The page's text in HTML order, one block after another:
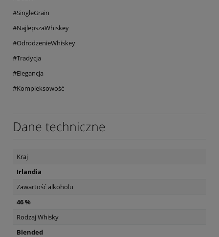
#SingleGrain
#NajlepszaWhiskey
#OdrodzenieWhiskey
#Tradycja
#Elegancja
#Kompleksowość
Dane techniczne
Kraj
Irlandia
Zawartość alkoholu
46 %
Rodzaj Whisky
Blended